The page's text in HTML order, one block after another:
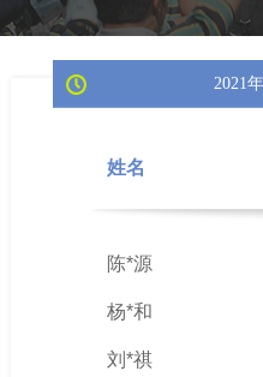
2021年
姓名
陈*源
杨*和
刘*祺